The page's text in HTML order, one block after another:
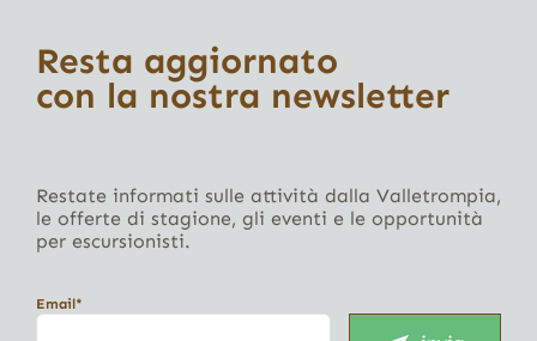
Resta aggiornato
con la nostra newsletter
Restate informati sulle attività dalla Valletrompia,
le offerte di stagione, gli eventi e le opportunità
per escursionisti.
Email*